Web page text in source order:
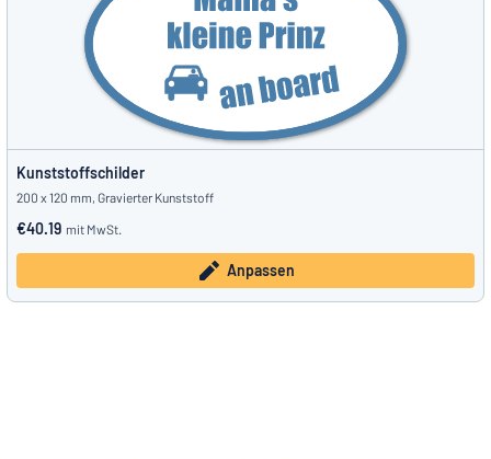
Kunststoffschilder
200 x 120 mm, Gravierter Kunststoff
€40.19 mit MwSt.
Anpassen